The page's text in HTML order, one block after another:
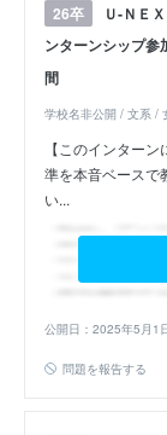
26卒
Ｕ‐ＮＥ
ンターンシップ参
間
学校名非公開 / 文系 /
【このインター
準を本音ベースで
い...
公開日：2025年5月1
問題を報告する